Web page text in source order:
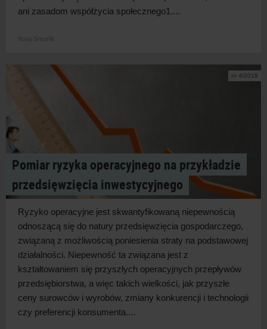
ani zasadom współżycia społecznego1....
nr 4/2018
Pomiar ryzyka operacyjnego na przykładzie
przedsięwzięcia inwestycyjnego
Ryzyko operacyjne jest skwantyfikowaną niepewnością
odnoszącą się do natury przedsięwzięcia gospodarczego,
związaną z możliwością poniesienia straty na podstawowej
działalności. Niepewność ta związana jest z
kształtowaniem się przyszłych operacyjnych przepływów
przedsiębiorstwa, a więc takich wielkości, jak przyszłe
ceny surowców i wyrobów, zmiany konkurencji i technologii
czy preferencji konsumenta....